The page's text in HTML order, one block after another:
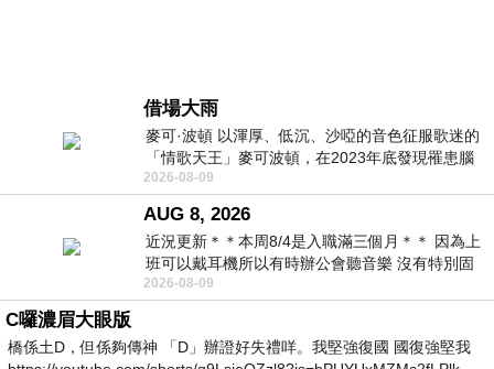
借場大雨
麥可·波頓 以渾厚、低沉、沙啞的音色征服歌迷的
「情歌天王」麥可波頓，在2023年底發現罹患腦
瘤「祈禱早日康復，一切都好」。
2026-08-09
AUG 8, 2026
近況更新＊＊本周8/4是入職滿三個月＊＊ 因為上
班可以戴耳機所以有時辦公會聽音樂 沒有特別固
定哪天但就是一周某一天會固定聽'90
2026-08-09
C囉濃眉大眼版
橋係土D，但係夠傳神 「D」辦證好失禮咩。我堅強復國 國復強堅我